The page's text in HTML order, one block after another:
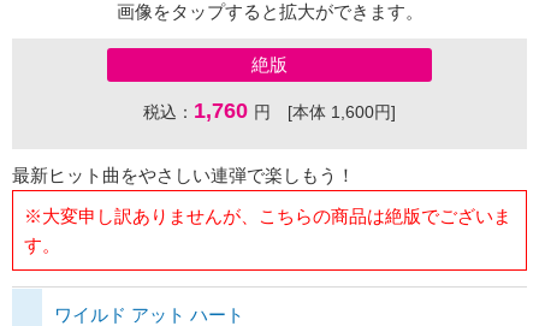
画像をタップすると拡大ができます。
絶版
税込： 1,760 円 [本体 1,600円]
最新ヒット曲をやさしい連弾で楽しもう！
※大変申し訳ありませんが、こちらの商品は絶版でございま
す。
ワイルド アット ハート